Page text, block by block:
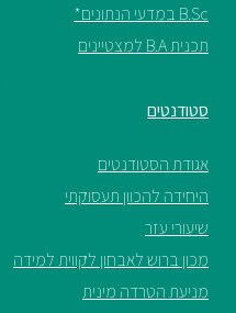
B.Sc במדעי הנתונים*
תכנית B.A למצטיינים
סטודנטים
אגודת הסטודנטים
היחידה להכוון תעסוקתי
שיעורי עזר
מכון ברוש לאבחון לקווית למידה
מניעת הטרדה מינית